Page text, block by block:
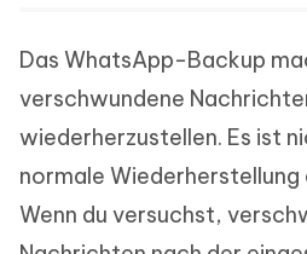
Das WhatsApp-Backup
verschwundene
wiederherzustellen. Es ist
normale Wiederherstellung
Wenn du versuchst,